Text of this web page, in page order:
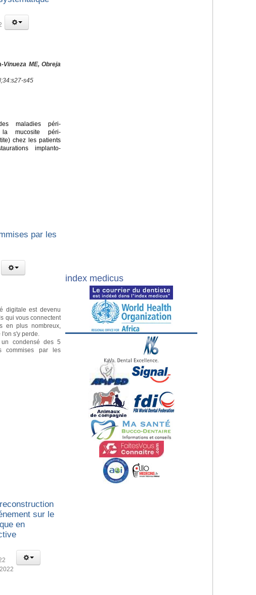
ME, Obreja
s45
maladies péri-
la mucosite péri-
chez les patients
implanto-
par les
digitale est devenu
qui vous connectent
en plus nombreux,
s'y perde.
condensé des 5
commises par les
sur le
en
index medicus